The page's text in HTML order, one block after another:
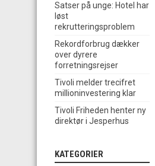
Satser på unge: Hotel har
løst
rekrutteringsproblem
Rekordforbrug dækker
over dyrere
forretningsrejser
Tivoli melder trecifret
millioninvestering klar
Tivoli Friheden henter ny
direktør i Jesperhus
KATEGORIER